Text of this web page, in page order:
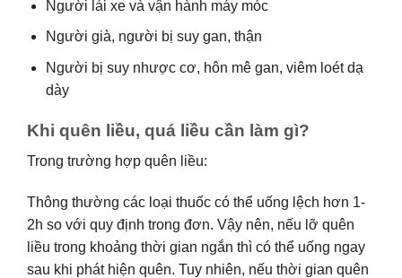
Người lái xe và vận hành máy móc
Người già, người bị suy gan, thận
Người bị suy nhược cơ, hôn mê gan, viêm loét dạ
dày
Khi quên liều, quá liều cần làm gì?
Trong trường hợp quên liều:
Thông thường các loại thuốc có thể uống lệch hơn 1-
2h so với quy định trong đơn. Vậy nên, nếu lỡ quên
liều trong khoảng thời gian ngắn thì có thể uống ngay
sau khi phát hiện quên. Tuy nhiên, nếu thời gian quên